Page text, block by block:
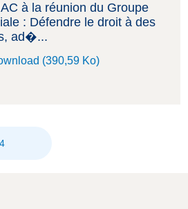
à la réunion du Groupe
: Défendre le droit à des
ad�...
(390,59 Ko)
4